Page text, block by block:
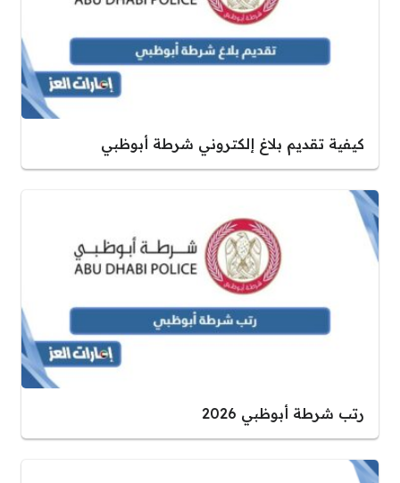
كيفية تقديم بلاغ إلكتروني شرطة أبوظبي
رتب شرطة أبوظبي 2026